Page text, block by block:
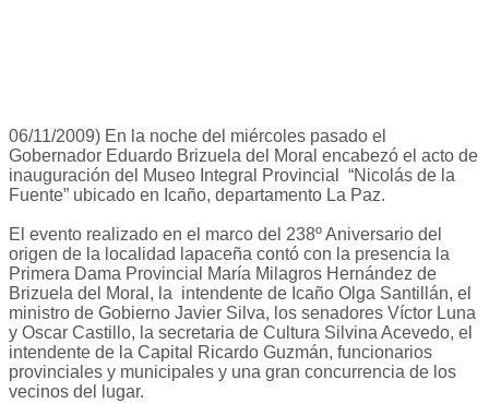
06/11/2009) En la noche del miércoles pasado el
Gobernador Eduardo Brizuela del Moral encabezó el acto de
inauguración del Museo Integral Provincial “Nicolás de la
Fuente” ubicado en Icaño, departamento La Paz.
El evento realizado en el marco del 238º Aniversario del
origen de la localidad lapaceña contó con la presencia la
Primera Dama Provincial María Milagros Hernández de
Brizuela del Moral, la intendente de Icaño Olga Santillán, el
ministro de Gobierno Javier Silva, los senadores Víctor Luna
y Oscar Castillo, la secretaria de Cultura Silvina Acevedo, el
intendente de la Capital Ricardo Guzmán, funcionarios
provinciales y municipales y una gran concurrencia de los
vecinos del lugar.